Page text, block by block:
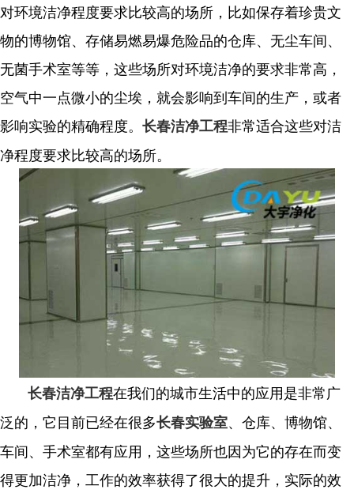
对环境洁净程度要求比较高的场所，比如保存着珍贵文
物的博物馆、存储易燃易爆危险品的仓库、无尘车间、
无菌手术室等等，这些场所对环境洁净的要求非常高，
空气中一点微小的尘埃，就会影响到车间的生产，或者
影响实验的精确程度。 长春洁净工程非常适合这些对洁
净程度要求比较高的场所。
长春洁净工程在我们的城市生活中的应用是非常广
泛的，它目前已经在很多长春实验室、仓库、博物馆、
车间、手术室都有应用，这些场所也因为它的存在而变
得更加洁净，工作的效率获得了很大的提升，实际的效